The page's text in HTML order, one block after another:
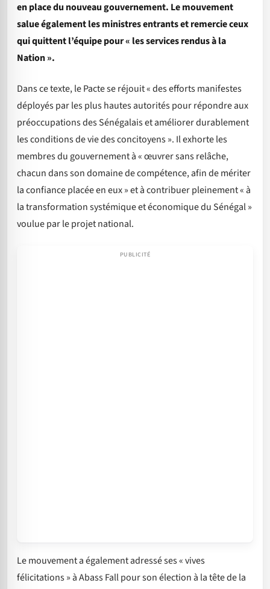
en place du nouveau gouvernement. Le mouvement
salue également les ministres entrants et remercie ceux
qui quittent l’équipe pour « les services rendus à la
Nation ».
Dans ce texte, le Pacte se réjouit « des efforts manifestes
déployés par les plus hautes autorités pour répondre aux
préoccupations des Sénégalais et améliorer durablement
les conditions de vie des concitoyens ». Il exhorte les
membres du gouvernement à « œuvrer sans relâche,
chacun dans son domaine de compétence, afin de mériter
la confiance placée en eux » et à contribuer pleinement « à
la transformation systémique et économique du Sénégal »
voulue par le projet national.
Le mouvement a également adressé ses « vives
félicitations » à Abass Fall pour son élection à la tête de la